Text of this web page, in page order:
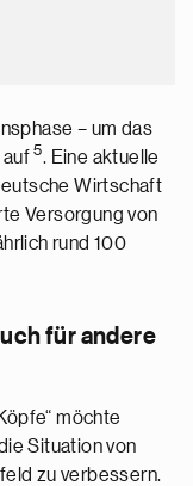
– um das
auf5. Eine aktuelle
Wirtschaft
Versorgung von
rund 100
für andere
möchte
Situation von
zu verbessern.